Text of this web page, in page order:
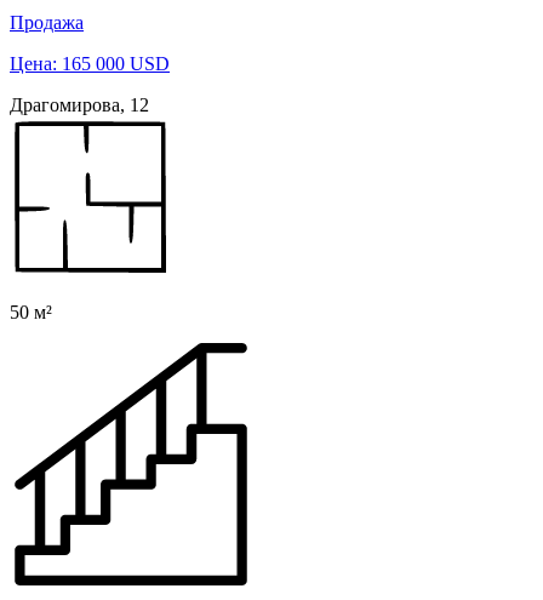
Продажа
Цена: 165 000 USD
Драгомирова, 12
50 м²